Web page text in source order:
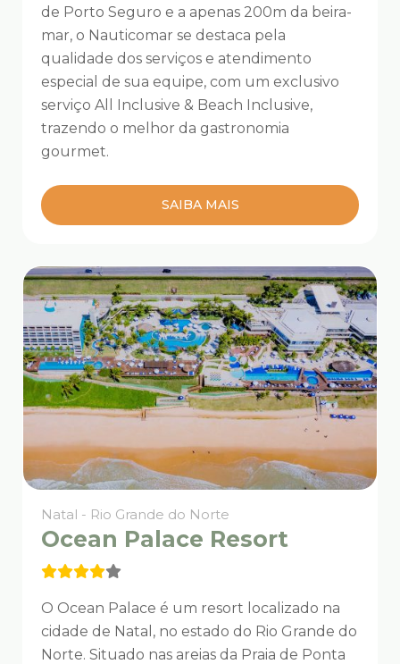
de Porto Seguro e a apenas 200m da beira-
mar, o Nauticomar se destaca pela
qualidade dos serviços e atendimento
especial de sua equipe, com um exclusivo
serviço All Inclusive & Beach Inclusive,
trazendo o melhor da gastronomia
gourmet.
SAIBA MAIS
Natal - Rio Grande do Norte
Ocean Palace Resort
O Ocean Palace é um resort localizado na
cidade de Natal, no estado do Rio Grande do
Norte. Situado nas areias da Praia de Ponta